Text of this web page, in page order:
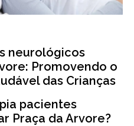
neurológicos
Promovendo o
das Crianças
pacientes
Praça da Arvore?